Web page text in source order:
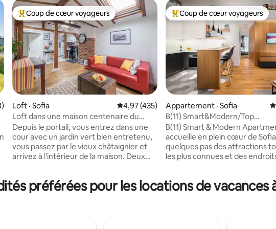
de 5 sur 5, 178 commentaires
Coup de cœur voyageurs parmi les plus aimés
Coup de cœur voyageurs
Loft · Sofia Note moyenne de 4,97 sur 5, 435
4,97 (435)
Loft dans une maison centenaire du
quartier historique du centre-ville
Depuis le portail, vous entrez dans une
cour avec un jardin vert bien entretenu,
vous passez par le vieux châtaignier et
arrivez à l'intérieur de la maison. Deux
ascenseur). Vous trouverez tout le
nécessaire (appareils électroménagers,
Coup de cœur voyageurs
Coup de cœur voyageurs
Appartement · Sofia
B(11) Smart&Modern/Top
Central/Parking gratuit !
B(11) Smart & Modern
accueille en plein cœur de Sofia !
quelques pas des attractions
les plus connues et des
cette suite d'angle
préférées pour les locations de vacances